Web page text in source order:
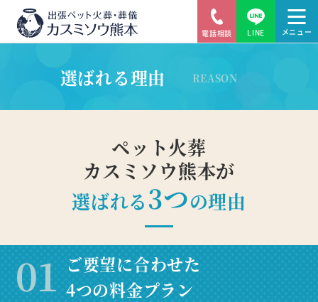
電話相談 LINE
選ばれる理由 REASON
ペット火葬
カスミソウ熊本が
選ばれる3つの理由
ご要望に合わせた
4つの料金プラン